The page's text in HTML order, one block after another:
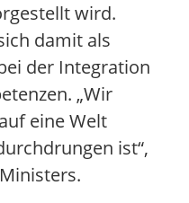
wird.
damit als
der Integration
„Wir
eine Welt
ist“,